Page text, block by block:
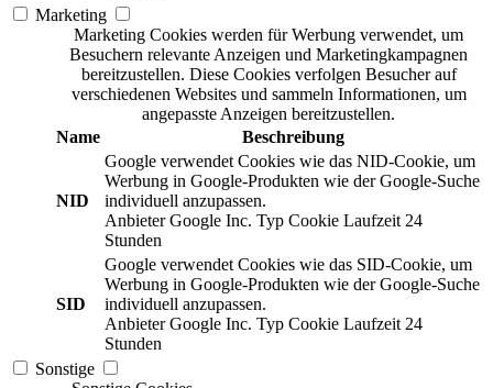
Marketing
Marketing Cookies werden für Werbung verwendet, um
Besuchern relevante Anzeigen und Marketingkampagnen
bereitzustellen. Diese Cookies verfolgen Besucher auf
verschiedenen Websites und sammeln Informationen, um
angepasste Anzeigen bereitzustellen.
Name
Beschreibung
NID
Google verwendet Cookies wie das NID-Cookie, um
Werbung in Google-Produkten wie der Google-Suche
individuell anzupassen.
Anbieter Google Inc. Typ Cookie Laufzeit 24
Stunden
SID
Google verwendet Cookies wie das SID-Cookie, um
Werbung in Google-Produkten wie der Google-Suche
individuell anzupassen.
Anbieter Google Inc. Typ Cookie Laufzeit 24
Stunden
Sonstige